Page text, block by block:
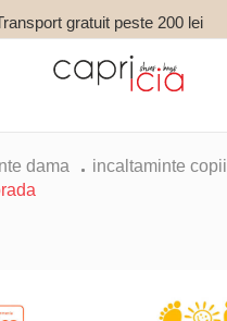
gratuit peste 200 lei
dama incaltaminte copii